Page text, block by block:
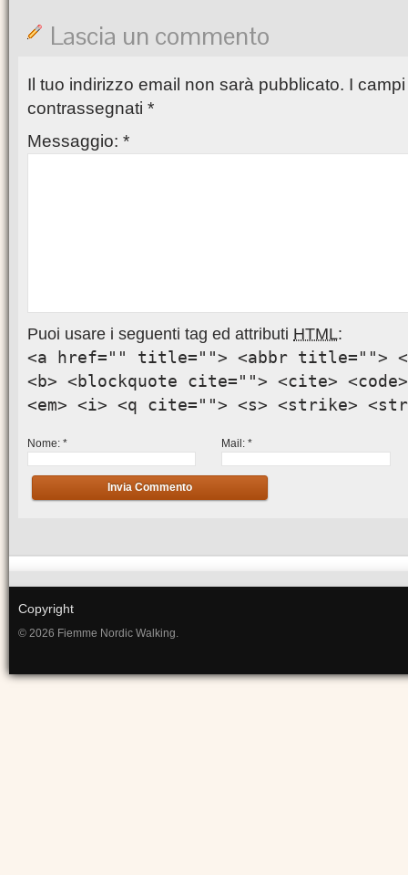
Lascia un commento
Il tuo indirizzo email non sarà pubblicato. I
contrassegnati *
Messaggio: *
Puoi usare i seguenti tag ed attributi HTML:
<a href="" title=""> <abbr title="">
<b> <blockquote cite=""> <cite>
<em> <i> <q cite=""> <s> <strike>
Nome: * Mail:*
Copyright
© 2026 Fiemme Nordic Walking.